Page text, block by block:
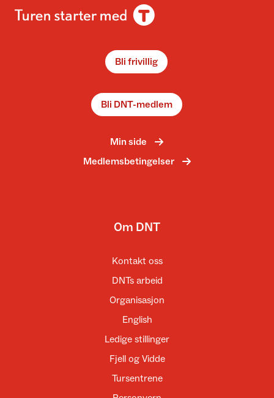
Bli frivillig
Bli DNT-medlem
Min side
Medlemsbetingelser
Om DNT
Kontakt oss
DNTs arbeid
Organisasjon
English
Ledige stillinger
Fjell og Vidde
Tursentrene